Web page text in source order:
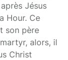
Jésus
Hour. Ce
son père
alors, il
Christ